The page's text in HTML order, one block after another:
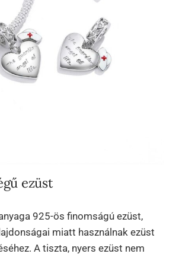
ezüst
925-ös finomságú ezüst,
miatt használnak ezüst
A tiszta, nyers ezüst nem